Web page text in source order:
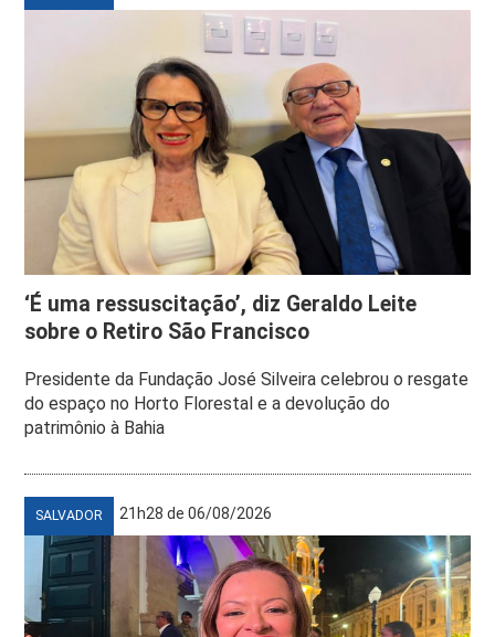
‘É uma ressuscitação’, diz Geraldo Leite
sobre o Retiro São Francisco
Presidente da Fundação José Silveira celebrou o resgate
do espaço no Horto Florestal e a devolução do
patrimônio à Bahia
SALVADOR 21h28 de 06/08/2026